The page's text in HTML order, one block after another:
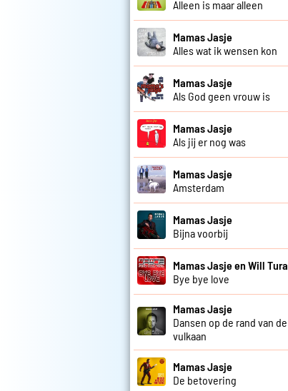
Alleen is maar alleen
Mamas Jasje
Alles wat ik wensen kon
Mamas Jasje
Als God geen vrouw is
Mamas Jasje
Als jij er nog was
Mamas Jasje
Amsterdam
Mamas Jasje
Bijna voorbij
Mamas Jasje en Will Tura
Bye bye love
Mamas Jasje
Dansen op de rand van de
vulkaan
Mamas Jasje
De betovering